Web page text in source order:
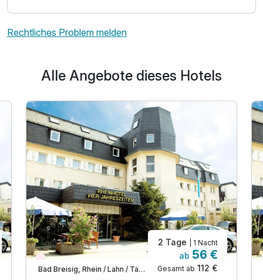
Rechtliches Problem melden
Alle Angebote dieses Hotels
Wieder frei ab November
Bad Breisig, Rhein / Lahn / Taunus
2 Tage | 1 Nacht
ab 56 €
Gesamt ab 112 €